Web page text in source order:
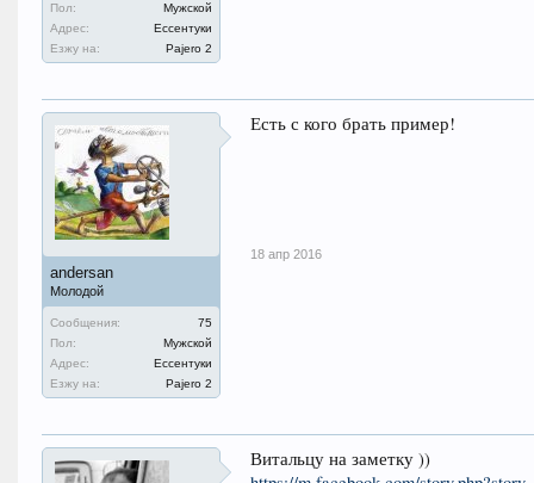
Пол:
Мужской
Адрес:
Ессентуки
Езжу на:
Pajero 2
andersan
Молодой
Сообщения:
75
Пол:
Мужской
Адрес:
Ессентуки
Езжу на:
Pajero 2
Есть с кого брать пример!
18 апр 2016
Витальцу на заметку ))